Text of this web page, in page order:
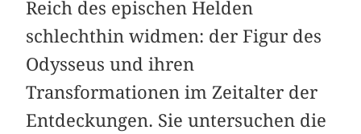
Reich des epischen Helden
schlechthin widmen: der Figur des
Odysseus und ihren
Transformationen im Zeitalter der
Entdeckungen. Sie untersuchen die